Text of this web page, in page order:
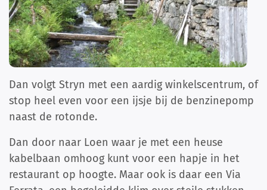
Dan volgt Stryn met een aardig winkelscentrum, of
stop heel even voor een ijsje bij de benzinepomp
naast de rotonde.
Dan door naar Loen waar je met een heuse
kabelbaan omhoog kunt voor een hapje in het
restaurant op hoogte. Maar ook is daar een Via